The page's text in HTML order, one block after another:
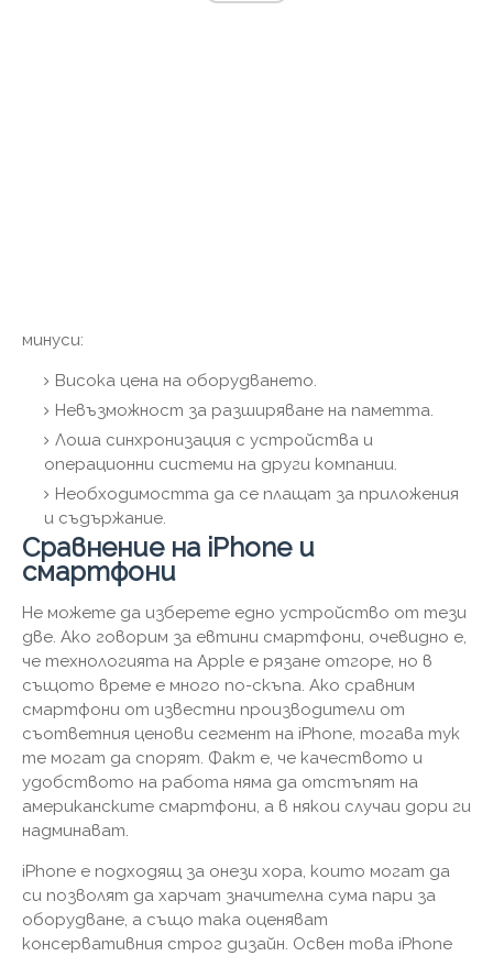
минуси:
Висока цена на оборудването.
Невъзможност за разширяване на паметта.
Лоша синхронизация с устройства и
операционни системи на други компании.
Необходимостта да се плащат за приложения
и съдържание.
Сравнение на iPhone и
смартфони
Не можете да изберете едно устройство от тези
две. Ако говорим за евтини смартфони, очевидно е,
че технологията на Apple е рязане отгоре, но в
същото време е много по-скъпа. Ако сравним
смартфони от известни производители от
съответния ценови сегмент на iPhone, тогава тук
те могат да спорят. Факт е, че качеството и
удобството на работа няма да отстъпят на
американските смартфони, а в някои случаи дори ги
надминават.
iPhone е подходящ за онези хора, които могат да
си позволят да харчат значителна сума пари за
оборудване, а също така оценяват
консервативния строг дизайн. Освен това iPhone